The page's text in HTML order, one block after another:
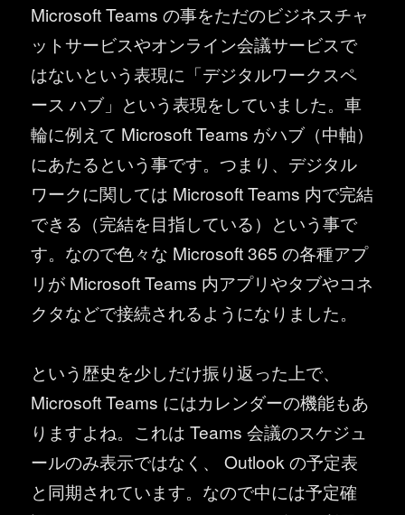
Microsoft Teams の事をただのビジネスチャ
ットサービスやオンライン会議サービスで
はないという表現に「デジタルワークスペ
ース ハブ」という表現をしていました。車
輪に例えて Microsoft Teams がハブ（中軸）
にあたるという事です。つまり、デジタル
ワークに関しては Microsoft Teams 内で完結
できる（完結を目指している）という事で
す。なので色々な Microsoft 365 の各種アプ
リが Microsoft Teams 内アプリやタブやコネ
クタなどで接続されるようになりました。
という歴史を少しだけ振り返った上で、
Microsoft Teams にはカレンダーの機能もあ
りますよね。これは Teams 会議のスケジュ
ールのみ表示ではなく、 Outlook の予定表
と同期されています。なので中には予定確